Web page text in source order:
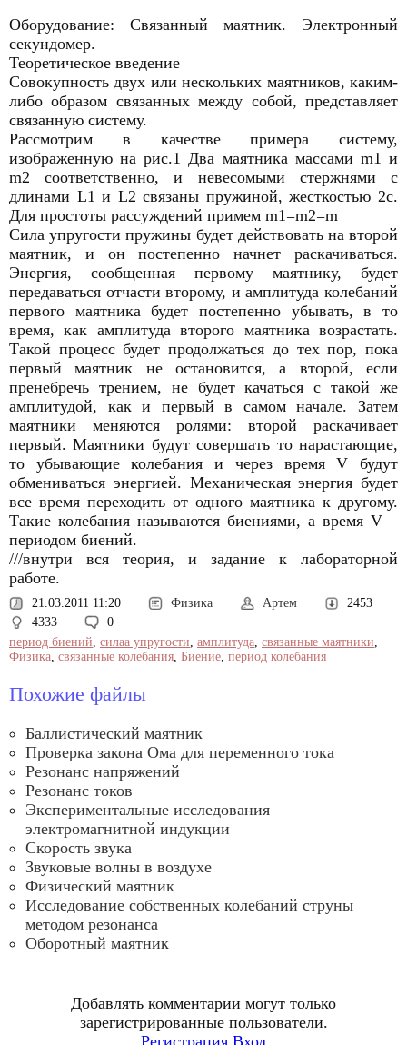
Оборудование: Связанный маятник. Электронный
секундомер.
Теоретическое введение
Совокупность двух или нескольких маятников, каким-
либо образом связанных между собой, представляет
связанную систему.
Рассмотрим в качестве примера систему,
изображенную на рис.1 Два маятника массами m1 и
m2 соответственно, и невесомыми стержнями с
длинами L1 и L2 связаны пружиной, жесткостью 2с.
Для простоты рассуждений примем m1=m2=m
Сила упругости пружины будет действовать на второй
маятник, и он постепенно начнет раскачиваться.
Энергия, сообщенная первому маятнику, будет
передаваться отчасти второму, и амплитуда колебаний
первого маятника будет постепенно убывать, в то
время, как амплитуда второго маятника возрастать.
Такой процесс будет продолжаться до тех пор, пока
первый маятник не остановится, а второй, если
пренебречь трением, не будет качаться с такой же
амплитудой, как и первый в самом начале. Затем
маятники меняются ролями: второй раскачивает
первый. Маятники будут совершать то нарастающие,
то убывающие колебания и через время V будут
обмениваться энергией. Механическая энергия будет
все время переходить от одного маятника к другому.
Такие колебания называются биениями, а время V –
периодом биений.
///внутри вся теория, и задание к лабораторной
работе.
21.03.2011 11:20 Физика Артем
2453
4333
0
период биений, силаа упругости, амплитуда, связанные маятники,
Физика, связанные колебания, Биение, период колебания
Похожие файлы
Баллистический маятник
Проверка закона Ома для переменного тока
Резонанс напряжений
Резонанс токов
Экспериментальные исследования
электромагнитной индукции
Скорость звука
Звуковые волны в воздухе
Физический маятник
Исследование собственных колебаний струны
методом резонанса
Оборотный маятник
Добавлять комментарии могут только
зарегистрированные пользователи.
Регистрация Вход